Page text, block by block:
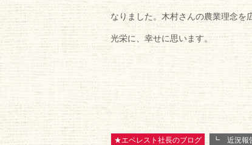
なりました。木村さんの農業理念を
光栄に、幸せに思います。
★エベレスト社長のブログ ┗ 近況報